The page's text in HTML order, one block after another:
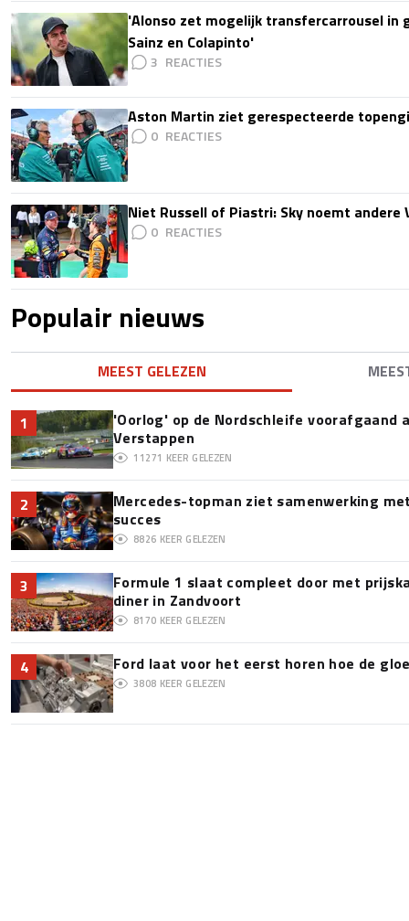
'Alonso zet mogelijk transfercarrousel in
Sainz en Colapinto'
3
Aston Martin ziet gerespecteerde
0
Niet Russell of Piastri: Sky noemt
0
Populair nieuws
MEEST GELEZEN
1
'Oorlog' op de Nordschleife voorafgaand
Verstappen
11271 KEER GELEZEN
2
Mercedes-topman ziet samenwerking
succes
8826 KEER GELEZEN
3
Formule 1 slaat compleet door met
diner in Zandvoort
8170 KEER GELEZEN
4 Ford laat voor het eerst horen hoe de
3808 KEER GELEZEN